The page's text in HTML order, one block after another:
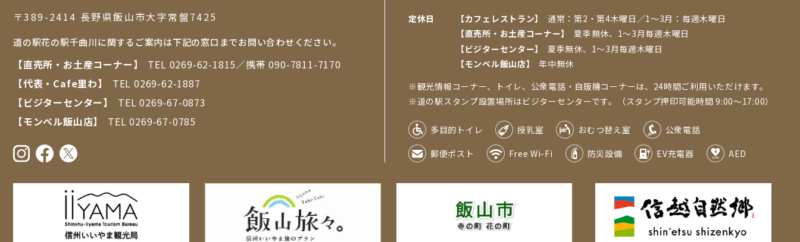
〒389-2414 ⻑野県飯⼭市⼤字常盤7425
道の駅花の駅千曲川に関するご案内は下記の窓口までお問い合わせください。
【直売所・お⼟産コーナー】 TEL 0269-62-1815／携帯090-7811-7170
【代表・Cafe里わ】
TEL0269-62-1887
【ビジターセンター】
TEL0269-67-0873
【モンベル飯山店】
TEL0269-67-0785
定休日 【カフェレストラン】
通常：第2・第4木曜日／1〜3⽉：毎週⽊曜⽇
【直売所・お土産コーナー】
夏季無休、1〜3⽉毎週⽊曜⽇
【ビジターセンター】
夏季無休、1～3月毎週木曜日
【モンベル飯山店】
年中無休
※観光情報コーナー、トイレ、公衆電話・自販機コーナーは、24時間ご利用いただけます。
※道の駅スタンプ設置場所はビジターセンターです。（スタンプ押印可能時間 9:00～17:00）
多目的トイレ 授乳室 おむつ替え室
公衆電話
郵便ポスト
Free Wi-Fi 防災設備 EV充電器 AED